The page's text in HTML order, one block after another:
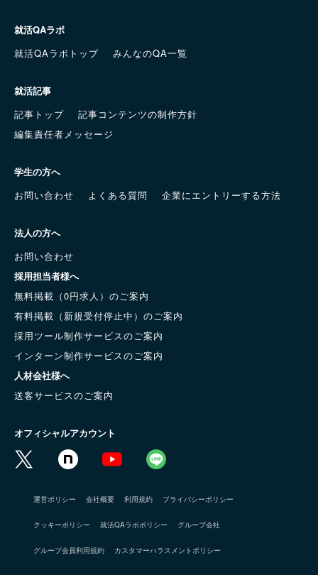
就活QAラボ
就活QAラボトップ
みんなのQA一覧
就活記事
記事トップ
記事コンテンツの制作方針
編集責任者メッセージ
学生の方へ
お問い合わせ
よくある質問 企業にエントリーする方法
法人の方へ
お問い合わせ
採用担当者様へ
無料掲載（0円求人）のご案内
有料掲載（新規受付停止中）のご案内
採用ツール制作サービスのご案内
インターン制作サービスのご案内
人材会社様へ
送客サービスのご案内
オフィシャルアカウント
運営ポリシー 会社概要 利用規約 プライバシーポリシー
クッキーポリシー 就活QAラボポリシー グループ会社
グループ会員利用規約 カスタマーハラスメントポリシー